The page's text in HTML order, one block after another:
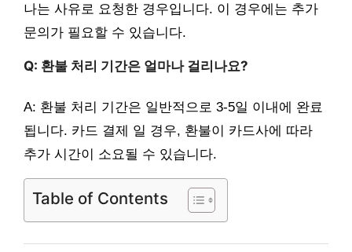
나는 사유로 요청한 경우입니다. 이 경우에는 추가
문의가 필요할 수 있습니다.
Q: 환불 처리 기간은 얼마나 걸리나요?
A: 환불 처리 기간은 일반적으로 3-5일 이내에 완료
됩니다. 카드 결제 일 경우, 환불이 카드사에 따라
추가 시간이 소요될 수 있습니다.
Table of Contents